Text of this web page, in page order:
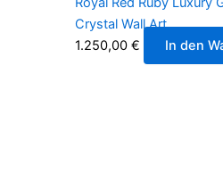
Crystal Wall Art
1.250,00 € In den